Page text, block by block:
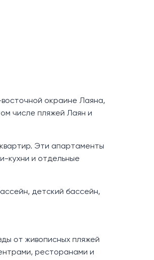
окраине Лаяна,
числе пляжей Лаян и
Эти апартаменты
кухни и отдельные
детский бассейн,
от живописных пляжей
ресторанами и